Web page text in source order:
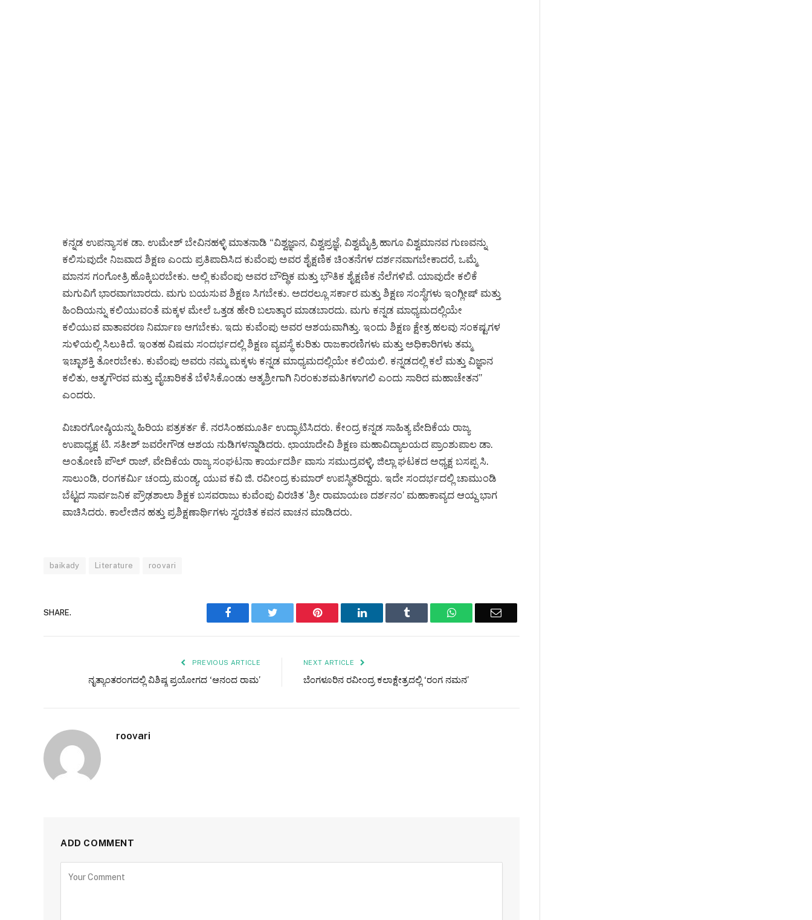
ಕನ್ನಡ ಉಪನ್ಯಾಸಕ ಡಾ. ಉಮೇಶ್ ಬೇವಿನಹಳ್ಳಿ ಮಾತನಾಡಿ “ವಿಶ್ವಜ್ಞಾನ, ವಿಶ್ವಪ್ರಜ್ಞೆ, ವಿಶ್ವಮೈತ್ರಿ ಹಾಗೂ ವಿಶ್ವಮಾನವ ಗುಣವನ್ನು
ಕಲಿಸುವುದೇ ನಿಜವಾದ ಶಿಕ್ಷಣ ಎಂದು ಪ್ರತಿಪಾದಿಸಿದ ಕುವೆಂಪು ಅವರ ಶೈಕ್ಷಣಿಕ ಚಿಂತನೆಗಳ ದರ್ಶನವಾಗಬೇಕಾದರೆ, ಒಮ್ಮೆ
ಮಾನಸ ಗಂಗೋತ್ರಿ ಹೊಕ್ಕಿಬರಬೇಕು. ಅಲ್ಲಿ ಕುವೆಂಪು ಅವರ ಬೌದ್ಧಿಕ ಮತ್ತು ಭೌತಿಕ ಶೈಕ್ಷಣಿಕ ನೆಲೆಗಳಿವೆ. ಯಾವುದೇ ಕಲಿಕೆ
ಮಗುವಿಗೆ ಭಾರವಾಗಬಾರದು. ಮಗು ಬಯಸುವ ಶಿಕ್ಷಣ ಸಿಗಬೇಕು. ಅದರಲ್ಲೂ ಸರ್ಕಾರ ಮತ್ತು ಶಿಕ್ಷಣ ಸಂಸ್ಥೆಗಳು ಇಂಗ್ಲೀಷ್ ಮತ್ತು
ಹಿಂದಿಯನ್ನು ಕಲಿಯುವಂತೆ ಮಕ್ಕಳ ಮೇಲೆ ಒತ್ತಡ ಹೇರಿ ಬಲಾತ್ಕಾರ ಮಾಡಬಾರದು. ಮಗು ಕನ್ನಡ ಮಾಧ್ಯಮದಲ್ಲಿಯೇ
ಕಲಿಯುವ ವಾತಾವರಣ ನಿರ್ಮಾಣ ಆಗಬೇಕು. ಇದು ಕುವೆಂಪು ಅವರ ಆಶಯವಾಗಿತ್ತು. ಇಂದು ಶಿಕ್ಷಣ ಕ್ಷೇತ್ರ ಹಲವು ಸಂಕಷ್ಟಗಳ
ಸುಳಿಯಲ್ಲಿ ಸಿಲುಕಿದೆ. ಇಂತಹ ವಿಷಮ ಸಂದರ್ಭದಲ್ಲಿ ಶಿಕ್ಷಣ ವ್ಯವಸ್ಥೆ ಕುರಿತು ರಾಜಕಾರಣಿಗಳು ಮತ್ತು ಅಧಿಕಾರಿಗಳು ತಮ್ಮ
ಇಚ್ಛಾಶಕ್ತಿ ತೋರಬೇಕು. ಕುವೆಂಪು ಅವರು ನಮ್ಮ ಮಕ್ಕಳು ಕನ್ನಡ ಮಾಧ್ಯಮದಲ್ಲಿಯೇ ಕಲಿಯಲಿ. ಕನ್ನಡದಲ್ಲಿ ಕಲೆ ಮತ್ತು ವಿಜ್ಞಾನ
ಕಲಿತು, ಆತ್ಮಗೌರವ ಮತ್ತು ವೈಚಾರಿಕತೆ ಬೆಳೆಸಿಕೊಂಡು ಆತ್ಮಶ್ರೀಗಾಗಿ ನಿರಂಕುಶಮತಿಗಳಾಗಲಿ ಎಂದು ಸಾರಿದ ಮಹಾಚೇತನ”
ಎಂದರು.
ವಿಚಾರಗೋಷ್ಠಿಯನ್ನು ಹಿರಿಯ ಪತ್ರಕರ್ತ ಕೆ. ನರಸಿಂಹಮೂರ್ತಿ ಉದ್ಘಾಟಿಸಿದರು. ಕೇಂದ್ರ ಕನ್ನಡ ಸಾಹಿತ್ಯ ವೇದಿಕೆಯ ರಾಜ್ಯ
ಉಪಾಧ್ಯಕ್ಷ ಟಿ. ಸತೀಶ್ ಜವರೇಗೌಡ ಆಶಯ ನುಡಿಗಳನ್ನಾಡಿದರು. ಛಾಯಾದೇವಿ ಶಿಕ್ಷಣ ಮಹಾವಿದ್ಯಾಲಯದ ಪ್ರಾಂಶುಪಾಲ ಡಾ.
ಅಂತೋಣಿ ಪೌಲ್ ರಾಜ್, ವೇದಿಕೆಯ ರಾಜ್ಯ ಸಂಘಟನಾ ಕಾರ್ಯದರ್ಶಿ ವಾಸು ಸಮುದ್ರವಳ್ಳಿ, ಜಿಲ್ಲಾ ಘಟಕದ ಅಧ್ಯಕ್ಷ ಬಸಪ್ಪ ಸಿ.
ಸಾಲುಂಡಿ, ರಂಗಕರ್ಮಿ ಚಂದ್ರು ಮಂಡ್ಯ, ಯುವ ಕವಿ ಜಿ. ರವೀಂದ್ರ ಕುಮಾರ್ ಉಪಸ್ಥಿತರಿದ್ದರು. ಇದೇ ಸಂದರ್ಭದಲ್ಲಿ ಚಾಮುಂಡಿ
ಬೆಟ್ಟದ ಸಾರ್ವಜನಿಕ ಪ್ರೌಢಶಾಲಾ ಶಿಕ್ಷಕ ಬಸವರಾಜು ಕುವೆಂಪು ವಿರಚಿತ ‘ಶ್ರೀ ರಾಮಾಯಣ ದರ್ಶನಂ’ ಮಹಾಕಾವ್ಯದ ಆಯ್ದ ಭಾಗ
ವಾಚಿಸಿದರು. ಕಾಲೇಜಿನ ಹತ್ತು ಪ್ರಶಿಕ್ಷಣಾರ್ಥಿಗಳು ಸ್ವರಚಿತ ಕವನ ವಾಚನ ಮಾಡಿದರು.
baikady Literature roovari
SHARE. Facebook Twitter Pinterest LinkedIn Tumblr WhatsAppEmail
PREVIOUS ARTICLE
ನೃತ್ಯಾಂತರಂಗದಲ್ಲಿ ವಿಶಿಷ್ಠ ಪ್ರಯೋಗದ ‘ಆನಂದ ರಾಮ’
NEXT ARTICLE
ಬೆಂಗಳೂರಿನ ರವೀಂದ್ರ ಕಲಾಕ್ಷೇತ್ರದಲ್ಲಿ ‘ರಂಗ ನಮನ’
roovari
ADD COMMENT